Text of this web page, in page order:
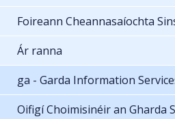
Foireann Cheannasaíochta
Ár ranna
ga - Garda Information
Oifigí Choimisinéir an Gharda